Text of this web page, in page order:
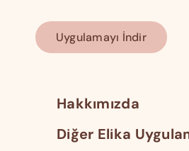
Uygulamayı İndir
Hakkımızda
Diğer Elika